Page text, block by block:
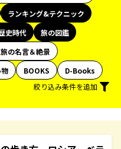
ランキング&テクニック
史時代
旅の図鑑
の名言＆絶景
BOOKS
D-Books
絞り込み条件を追加